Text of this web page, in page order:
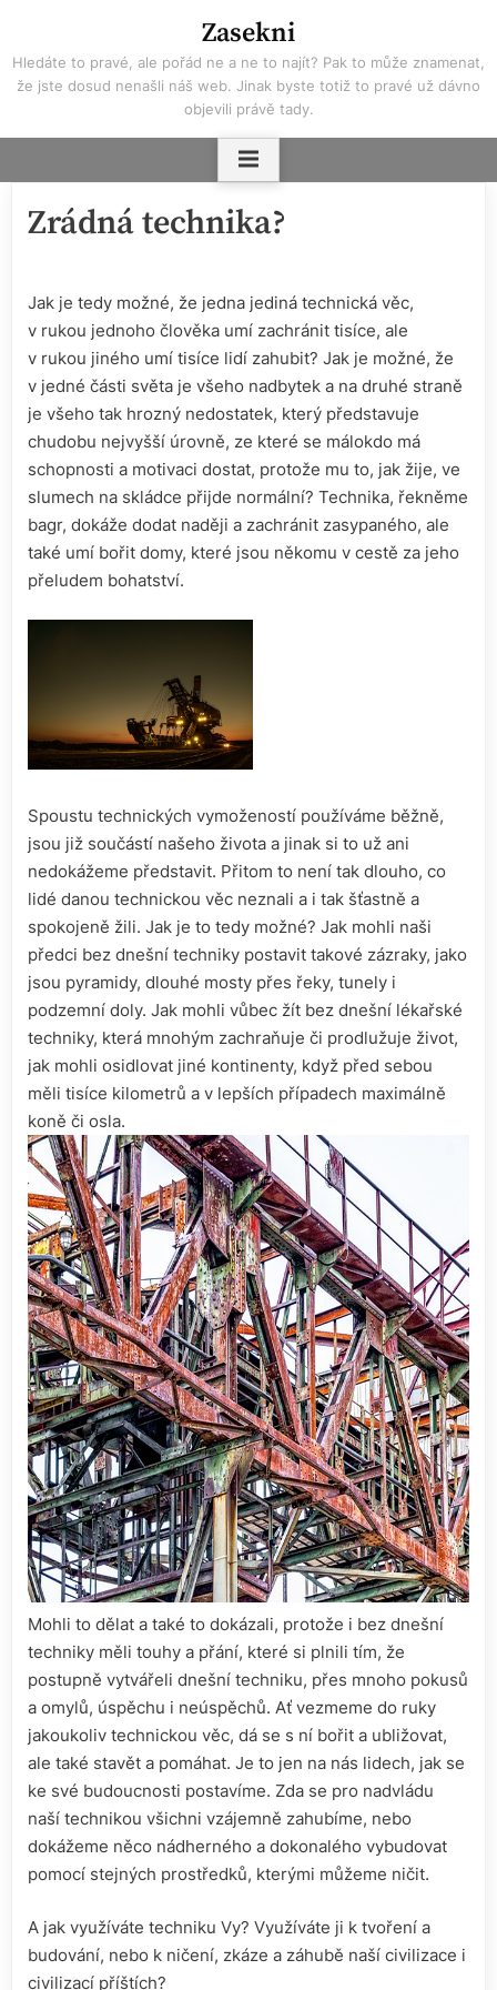
content
Zasekni
Hledáte to pravé, ale pořád ne a ne to najít? Pak to může znamenat,
že jste dosud nenašli náš web. Jinak byste totiž to pravé už dávno
objevili právě tady.
Zrádná technika?
Jak je tedy možné, že jedna jediná technická věc,
v rukou jednoho člověka umí zachránit tisíce, ale
v rukou jiného umí tisíce lidí zahubit? Jak je možné, že
v jedné části světa je všeho nadbytek a na druhé straně
je všeho tak hrozný nedostatek, který představuje
chudobu nejvyšší úrovně, ze které se málokdo má
schopnosti a motivaci dostat, protože mu to, jak žije, ve
slumech na skládce přijde normální? Technika, řekněme
bagr, dokáže dodat naději a zachránit zasypaného, ale
také umí bořit domy, které jsou někomu v cestě za jeho
přeludem bohatství.
Spoustu technických vymožeností používáme běžně,
jsou již součástí našeho života a jinak si to už ani
nedokážeme představit. Přitom to není tak dlouho, co
lidé danou technickou věc neznali a i tak šťastně a
spokojeně žili. Jak je to tedy možné? Jak mohli naši
předci bez dnešní techniky postavit takové zázraky, jako
jsou pyramidy, dlouhé mosty přes řeky, tunely i
podzemní doly. Jak mohli vůbec žít bez dnešní lékařské
techniky, která mnohým zachraňuje či prodlužuje život,
jak mohli osidlovat jiné kontinenty, když před sebou
měli tisíce kilometrů a v lepších případech maximálně
koně či osla.
Mohli to dělat a také to dokázali, protože i bez dnešní
techniky měli touhy a přání, které si plnili tím, že
postupně vytvářeli dnešní techniku, přes mnoho pokusů
a omylů, úspěchu i neúspěchů. Ať vezmeme do ruky
jakoukoliv technickou věc, dá se s ní bořit a ubližovat,
ale také stavět a pomáhat. Je to jen na nás lidech, jak se
ke své budoucnosti postavíme. Zda se pro nadvládu
naší technikou všichni vzájemně zahubíme, nebo
dokážeme něco nádherného a dokonalého vybudovat
pomocí stejných prostředků, kterými můžeme ničit.
A jak využíváte techniku Vy? Využíváte ji k tvoření a
budování, nebo k ničení, zkáze a záhubě naší civilizace i
civilizací příštích?